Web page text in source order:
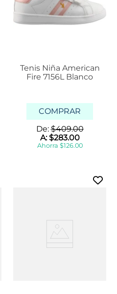
Tenis Niña American
Fire 7156L Blanco
COMPRAR
De:$409.00
A:$283.00
Ahorra $126.00